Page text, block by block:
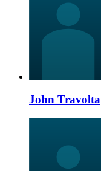
John Travolta